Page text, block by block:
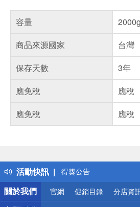
容量
商品來源國家
台灣
保存天數
3年
應免稅
應稅
應免稅
應稅
活動快訊
得獎公告
熱門話題
銀行優惠
偏遠地區配送
詐騙網頁！請小心！
關於我們
官網 促銷目錄 分店資